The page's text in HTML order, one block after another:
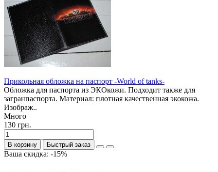
Прикольная обложка на паспорт -World of tanks-
Обложка для паспорта из ЭКОкожи. Подходит также для
загранпаспорта. Материал: плотная качественная экокожа.
Изображ..
Много
130 грн.
В корзину Быстрый заказ
Ваша скидка: -15%